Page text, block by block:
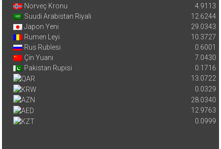
Norveç Kronu
4.9113
Suudi Arabistan Riyali
12.6244
Japon Yeni
29.0343
Rumen Leyi
10.3727
Rus Rublesi
0.6001
Çin Yuanı
7.0430
Pakistan Rupisi
0.1716
13.0722
0.0329
28.0340
12.9763
0.0999